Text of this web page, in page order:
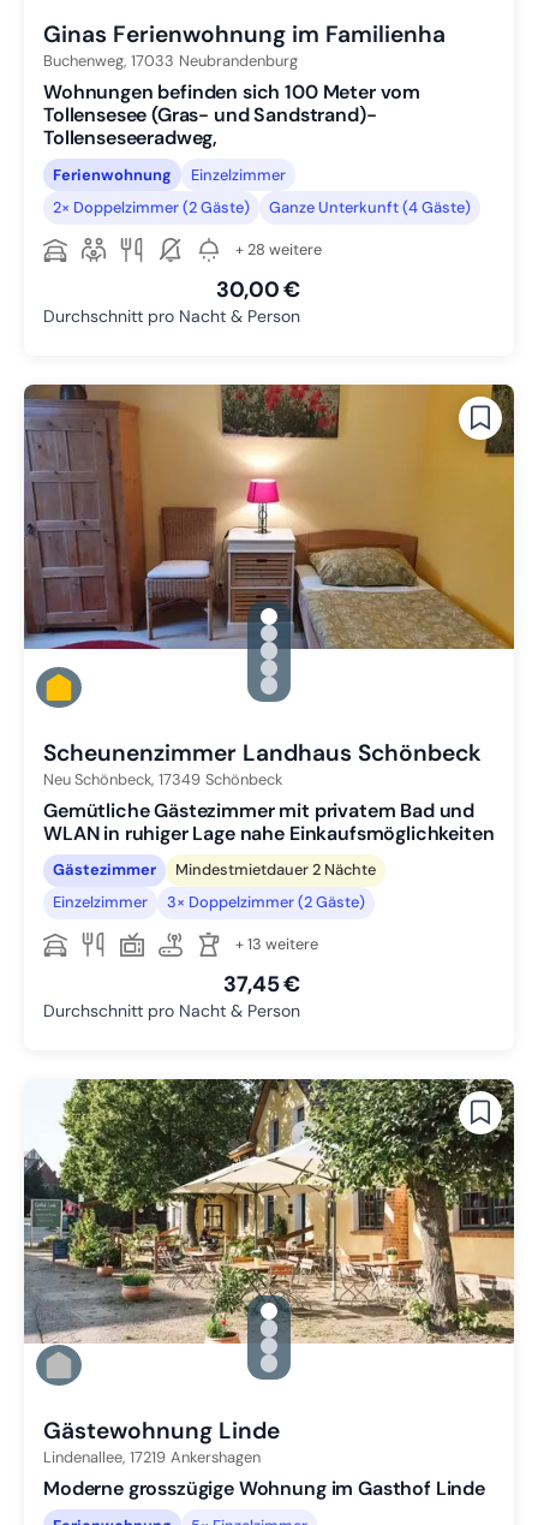
Ginas Ferienwohnung im Familienha
Buchenweg, 17033 Neubrandenburg
Wohnungen befinden sich 100 Meter vom
Tollensesee (Gras- und Sandstrand)-
Tollenseseeradweg,
Ferienwohnung
Einzelzimmer
2× Doppelzimmer (2 Gäste)
Ganze Unterkunft (4 Gäste)
+ 28 weitere
30,00 €
Durchschnitt pro Nacht & Person
gallery.slide_selector
Zu Slide 1 wechseln
Zu Slide 2 wechseln
Zu Slide 3 wechseln
Zu Slide 4 wechseln
Zu Slide 5 wechseln
Scheunenzimmer Landhaus Schönbeck
Neu Schönbeck, 17349 Schönbeck
Gemütliche Gästezimmer mit privatem Bad und
WLAN in ruhiger Lage nahe Einkaufsmöglichkeiten
Gästezimmer
Mindestmietdauer 2 Nächte
Einzelzimmer
3× Doppelzimmer (2 Gäste)
+ 13 weitere
37,45 €
Durchschnitt pro Nacht & Person
gallery.slide_selector
Zu Slide 1 wechseln
Zu Slide 2 wechseln
Zu Slide 3 wechseln
Zu Slide 4 wechseln
Gästewohnung Linde
Lindenallee, 17219 Ankershagen
Moderne grosszügige Wohnung im Gasthof Linde